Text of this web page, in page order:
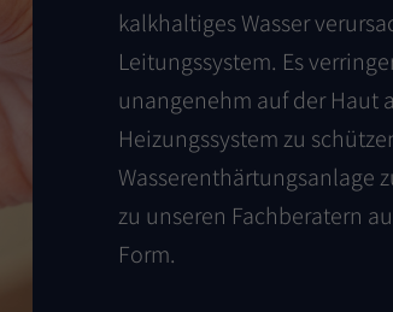
kalkhaltiges Wasser
Leitungssystem. Es
unangenehm auf der Haut
Heizungssystem zu
Wasserenthärtungsanlage
zu unseren Fachberatern
Form.